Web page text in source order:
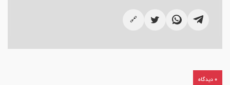
🔗
0 دیدگاه